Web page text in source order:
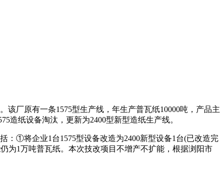
厂原有一条1575型生产线，年生产普瓦纸10000吨，产品主
造纸设备淘汰，更新为2400型新型造纸生产线。
①将企业1台1575型设备改造为2400新型设备1台(已改造完
为1万吨普瓦纸。本次技改项目不增产不扩能，根据浏阳市